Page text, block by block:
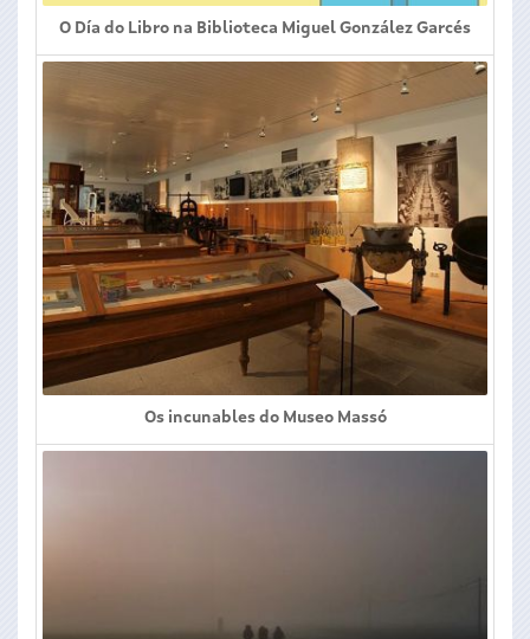
O Día do Libro na Biblioteca Miguel González Garcés
Os incunables do Museo Massó